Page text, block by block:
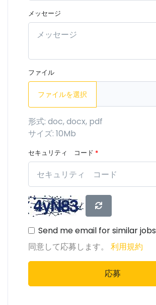
メッセージ
ファイル
ファイルを選択
形式: doc, docx, pdf
サイズ: 10Mb
セキュリティ コード *
Send me email for similar jobs
同意して応募します。 利用規約
応募